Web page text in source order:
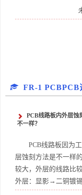
FR-1 PCBPCB
PCB线路板内外层蚀
不一样？
PCB线路板因为
层蚀刻方法是不一样
较大，外层的线路
外层：显影→二铜镀